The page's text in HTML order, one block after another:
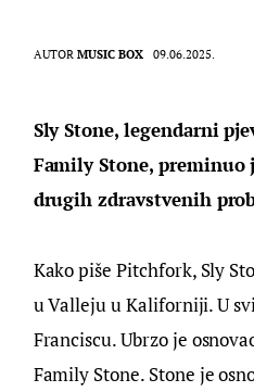
AUTOR MUSIC BOX 09.06.2025.
Sly Stone, legendarni
Family Stone,
drugih zdravstvenih
Kako piše Pitchfork, Sly
u Valleju u Kaliforniji. U
Franciscu. Ubrzo je
Family Stone. Stone je